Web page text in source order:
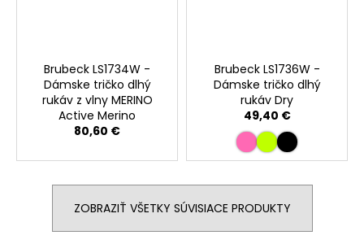
Brubeck LS1734W -
Dámske tričko dlhý
rukáv z vlny MERINO
Active Merino
80,60 €
Brubeck LS1736W -
Dámske tričko dlhý
rukáv Dry
49,40 €
ZOBRAZIŤ VŠETKY SÚVISIACE PRODUKTY